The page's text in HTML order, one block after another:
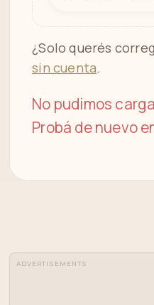
¿Solo querés
sin cuenta.
No pudimos
Probá de nuevo
ADVERTISEMENTS